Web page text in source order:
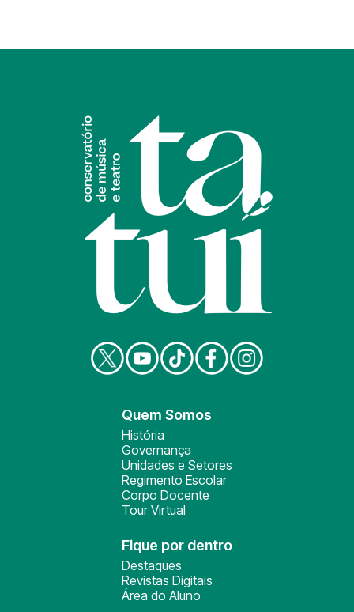
Quem Somos
História
Governança
Unidades e Setores
Regimento Escolar
Corpo Docente
Tour Virtual
Fique por dentro
Destaques
Revistas Digitais
Área do Aluno